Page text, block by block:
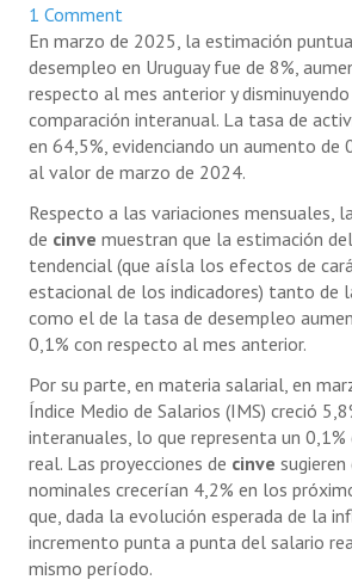
1 Comment
En marzo de 2025, la estimación
desempleo en Uruguay fue de 8%,
respecto al mes anterior y
comparación interanual. La tasa de
en 64,5%, evidenciando un aumento de
al valor de marzo de 2024.
Respecto a las variaciones mensuales,
de cinve muestran que la estimación
tendencial (que aísla los efectos de
estacional de los indicadores) tanto de
como el de la tasa de desempleo
0,1% con respecto al mes anterior.
Por su parte, en materia salarial, en
Índice Medio de Salarios (IMS) creció
interanuales, lo que representa un
real. Las proyecciones de cinve
nominales crecerían 4,2% en los
que, dada la evolución esperada de la
incremento punta a punta del salario
mismo período.